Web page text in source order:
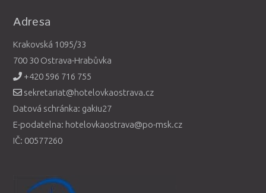
Adresa
Krakovská 1095/33
700 30 Ostrava-Hrabůvka
+420 596 716 755
sekretariat@hotelovkaostrava.cz
Datová schránka: gakiu27
E-podatelna: hotelovkaostrava@po-msk.cz
IČ: 00577260